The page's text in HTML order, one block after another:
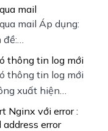
mail
mail Áp dụng:
thông tin log mới
thông tin log mới
xuất hiện…
Nginx với error :
error